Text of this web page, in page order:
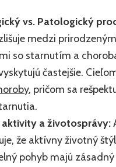
vs. Patologický
medzi
so starnutím a
častejšie.
, pričom sa
a životosprávy:
že aktívny životný
pohyb majú